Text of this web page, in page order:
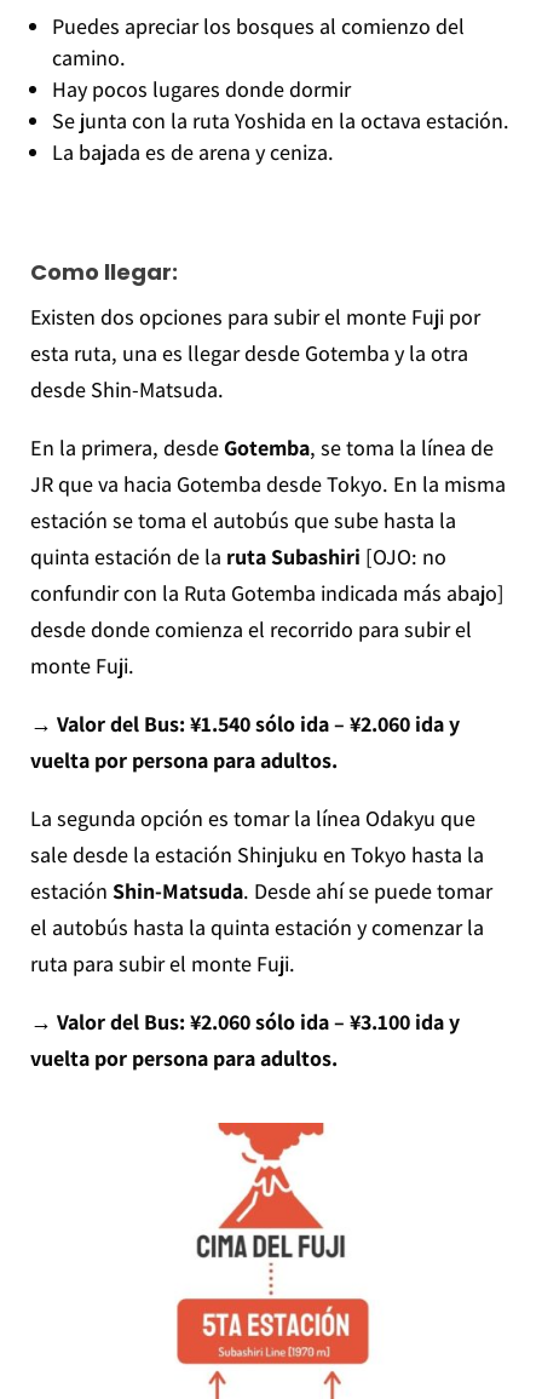
Puedes apreciar los bosques al comienzo del
camino.
Hay pocos lugares donde dormir
Se junta con la ruta Yoshida en la octava estación.
La bajada es de arena y ceniza.
Como llegar:
Existen dos opciones para subir el monte Fuji por
esta ruta, una es llegar desde Gotemba y la otra
desde Shin-Matsuda.
En la primera, desdeGotemba, se toma la línea de
JR que va hacia Gotemba desde Tokyo. En la misma
estación se toma el autobús que sube hasta la
quinta estación de la ruta Subashiri [OJO: no
confundir con la Ruta Gotemba indicada más abajo]
desde donde comienza el recorrido para subir el
monte Fuji.
→ Valor del Bus: ¥1.540 sólo ida – ¥2.060 ida y
vuelta por persona para adultos.
La segunda opción es tomar la línea Odakyu que
sale desde la estación Shinjuku en Tokyo hasta la
estación Shin-Matsuda. Desde ahí se puede tomar
el autobús hasta la quinta estación y comenzar la
ruta para subir el monte Fuji.
→ Valor del Bus: ¥2.060 sólo ida – ¥3.100 ida y
vuelta por persona para adultos.